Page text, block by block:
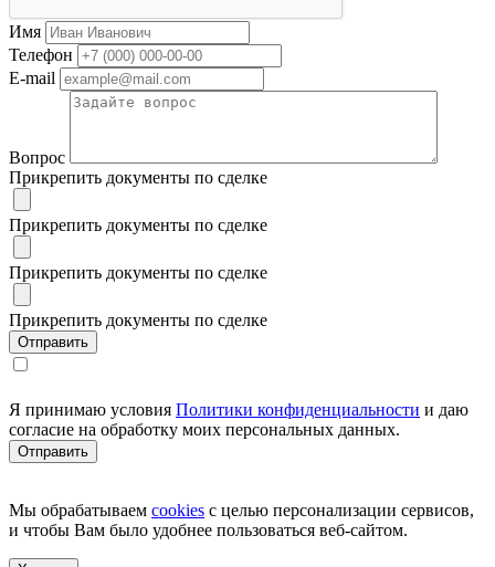
Имя
Телефон
E-mail
Вопрос
Прикрепить документы по сделке
Прикрепить документы по сделке
Прикрепить документы по сделке
Прикрепить документы по сделке
Я принимаю условия Политики конфиденциальности и даю
согласие на обработку моих персональных данных.
Мы обрабатываем cookies с целью персонализации сервисов,
и чтобы Вам было удобнее пользоваться веб-сайтом.